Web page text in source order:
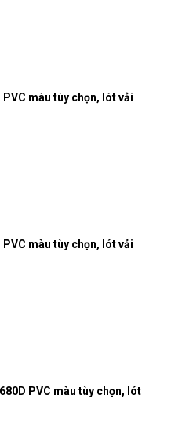
màu tùy chọn, lót vải
màu tùy chọn, lót vải
PVC màu tùy chọn, lót